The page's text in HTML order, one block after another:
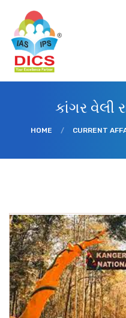
કાંગર વેલી
HOME / CURRENT